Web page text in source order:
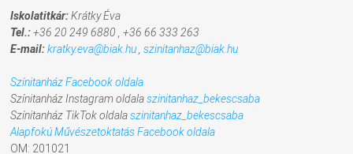
Iskolatitkár:Krátky Éva
Tel.:+36 20 249 6880 ,+36 66 333 263
E-mail:kratky.eva@biak.hu,szinitanhaz@biak.hu
Színitanház Facebook oldala
Színitanház Instagram oldalaszinitanhaz _bekescsaba
Színitanház TikTok oldalaszinitanhaz_bekescsaba
Alapfokú Művészetoktatás Facebook oldala
OM: 201021